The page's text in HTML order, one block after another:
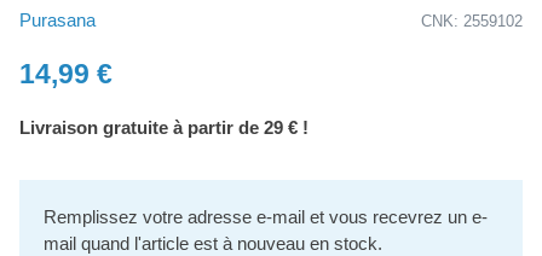
Purasana CNK: 2559102
14,99 €
Livraison gratuite à partir de 29 € !
Remplissez votre adresse e-mail et vous recevrez un e-
mail quand l'article est à nouveau en stock.